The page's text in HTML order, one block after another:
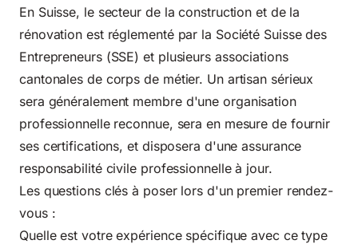
En Suisse, le secteur de la construction et de la
rénovation est réglementé par la Société Suisse des
Entrepreneurs (SSE) et plusieurs associations
cantonales de corps de métier. Un artisan sérieux
sera généralement membre d'une organisation
professionnelle reconnue, sera en mesure de fournir
ses certifications, et disposera d'une assurance
responsabilité civile professionnelle à jour.
Les questions clés à poser lors d'un premier rendez-
vous :
Quelle est votre expérience spécifique avec ce type